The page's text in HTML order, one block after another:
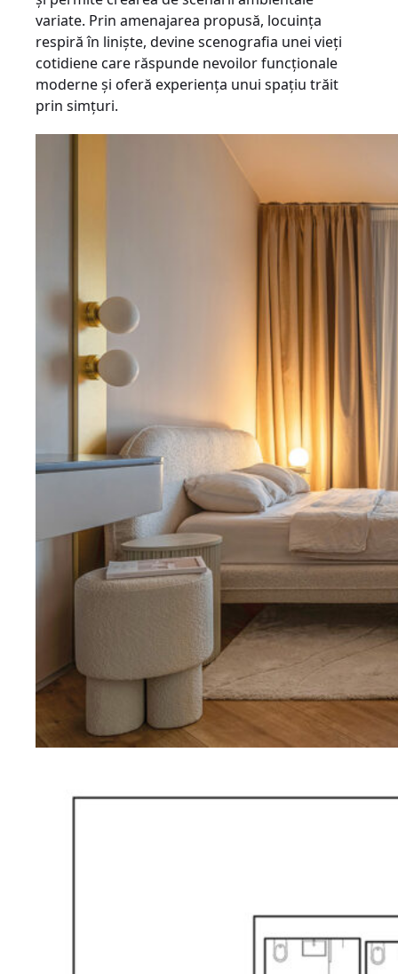
variate. Prin amenajarea propusă, locuința
respiră în liniște, devine scenografia unei vieți
cotidiene care răspunde nevoilor funcționale
moderne și oferă experiența unui spațiu trăit
prin simțuri.